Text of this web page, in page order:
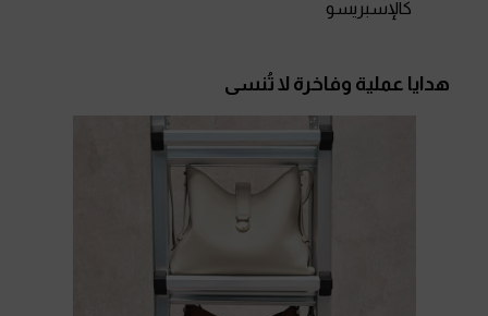
كالإسبريسو
هدايا عملية وفاخرة لا تُنسى